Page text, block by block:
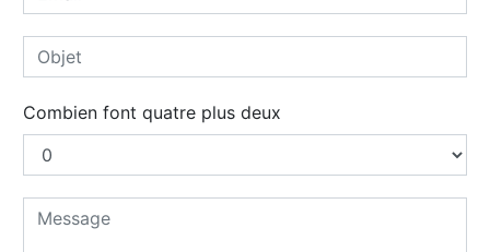
Combien font quatre plus deux